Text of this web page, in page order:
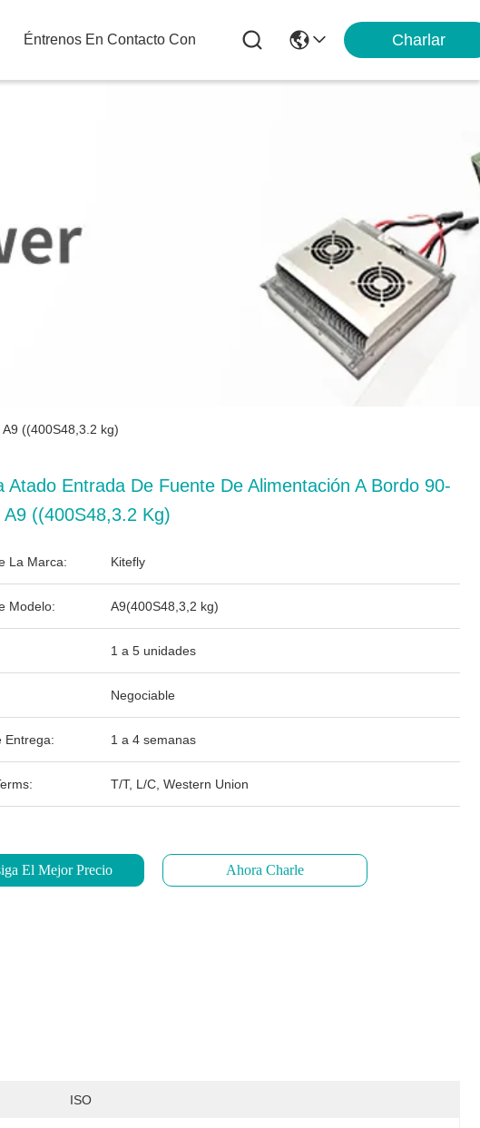
Éntrenos En Contacto Con Charlar
((400S48,3.2 kg)
Atado Entrada De Fuente De Alimentación A Bordo 90-
A9 ((400S48,3.2 Kg)
La Marca: Kitefly
Modelo: A9(400S48,3,2 kg)
1 a 5 unidades
Negociable
Entrega: 1 a 4 semanas
T/T, L/C, Western Union
El Mejor Precio Ahora Charle
ISO